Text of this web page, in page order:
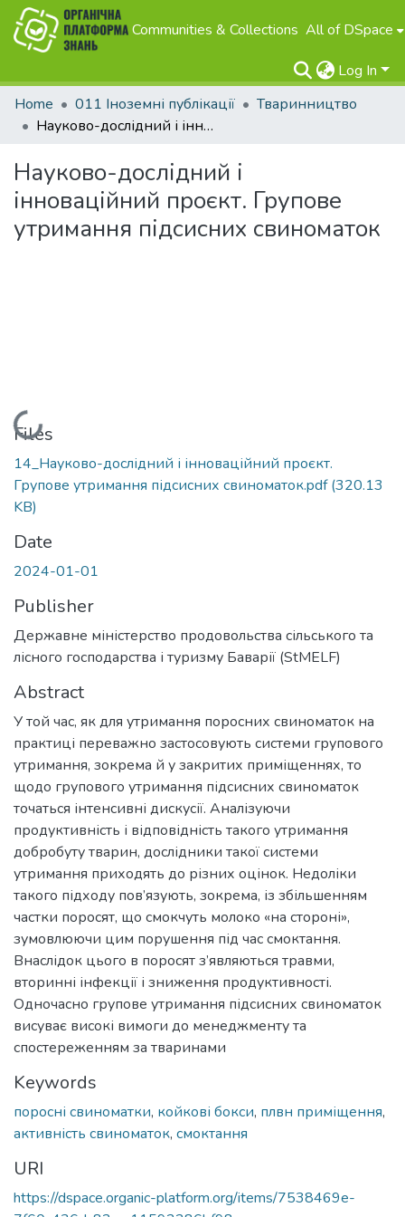
Communities & Collections All of DSpace
Log In
Home
011 Іноземні публікації
Тваринництво
Науково-дослідний і інноваційний проєкт. Групове утримання підсисних свиноматок
Науково-дослідний і
інноваційний проєкт. Групове
утримання підсисних свиноматок
Loading...
Files
14_Науково-дослідний і інноваційний проєкт.
Групове утримання підсисних свиноматок.pdf(320.13
KB)
Date
2024-01-01
Publisher
Державне міністерство продовольства сільського та
лісного господарства і туризму Баварії (StMELF)
Abstract
У той час, як для утримання поросних свиноматок на
практиці переважно застосовують системи групового
утримання, зокрема й у закритих приміщеннях, то
щодо групового утримання підсисних свиноматок
точаться інтенсивні дискусії. Аналізуючи
продуктивність і відповідність такого утримання
добробуту тварин, дослідники такої системи
утримання приходять до різних оцінок. Недоліки
такого підходу пов’язують, зокрема, із збільшенням
частки поросят, що смокчуть молоко «на стороні»,
зумовлюючи цим порушення під час смоктання.
Внаслідок цього в поросят з’являються травми,
вторинні інфекції і зниження продуктивності.
Одночасно групове утримання підсисних свиноматок
висуває високі вимоги до менеджменту та
спостереженням за тваринами
Keywords
поросні свиноматки, койкові бокси, плвн приміщення,
активність свиноматок, смоктання
URI
https://dspace.organic-platform.org/items/7538469e-